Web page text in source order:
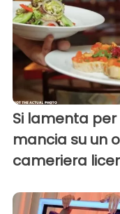
Si lamenta
mancia su un
cameriera